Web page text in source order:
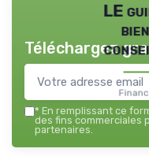
LE
Téléchargez
* En remplissant ce
des fins commerciales
partenaires.